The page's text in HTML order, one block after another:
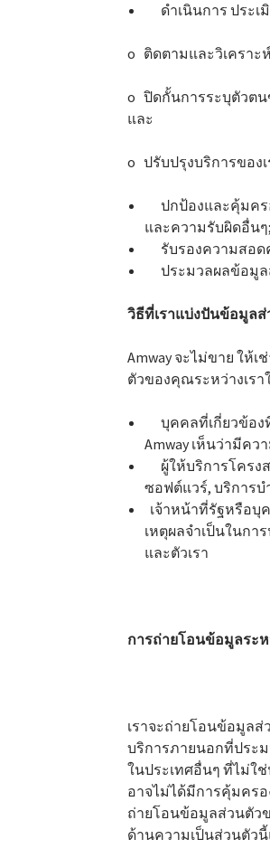
ดำเนินการ ประเ
o ติดตามและวิเคราะ
o ปิดกั้นการระบุตัวต
และ
o ปรับปรุงบริการของเ
ปกป้องและคุ้มคร
และความรับผิดอื่นๆ;
รับรองความสอด
ประมวลผลข้อมูล
วิธีที่เราแบ่งปันข้อมูล
Amway จะไม่ขาย ให้
ตัวของคุณระหว่างเร
บุคคลที่เกี่ยวข้อง
Amway เห็นว่ามีค
ผู้ให้บริการโครง
ซอฟต์แวร์, บริการ
เจ้าหน้าที่รัฐหรือ
เหตุผลจำเป็นในก
และตัวเรา
การถ่ายโอนข้อมูลระห
เราจะถ่ายโอนข้อมูลส่
บริการภายนอกที่ประ
ในประเทศอื่นๆ ที่ไม่ใ
อาจไม่ได้มีการคุ้มคร
ถ่ายโอนข้อมูลส่วนตัว
ด้านความเป็นส่วนตัว